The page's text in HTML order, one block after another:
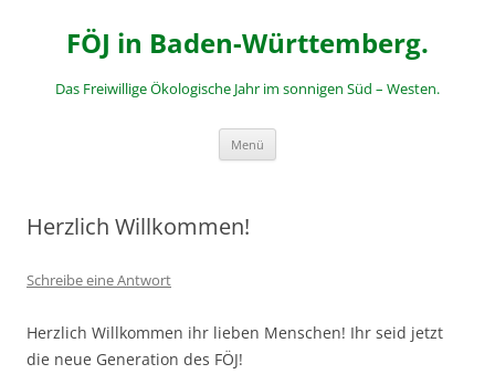
springenFÖJ in Baden-Württemberg.
Das Freiwillige Ökologische Jahr im sonnigen Süd – Westen.
Menü
Herzlich Willkommen!
Schreibe eine Antwort
Herzlich Willkommen ihr lieben Menschen! Ihr seid jetzt
die neue Generation des FÖJ!